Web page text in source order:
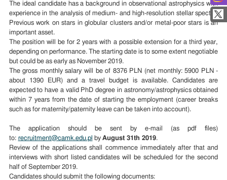
The ideal candidate has a background in observational astrophysics with
experience in the analysis of medium- and high-resolution stellar spectra.
Previous work on stars in globular clusters and/or metal-poor stars is an
important asset.
The position will be for 2 years with a possible extension for a third year,
depending on performance. The starting date is to some extent negotiable
but could be as early as November 2019.
The gross monthly salary will be of 8376 PLN (net monthly: 5900 PLN -
about 1390 EUR) and a travel budget is available. Candidates are
expected to have a valid PhD degree in astronomy/astrophysics obtained
within 7 years from the date of starting the employment (career breaks
such as for maternity/paternity leave can be taken into account).
The application should be sent by e-mail (as pdf files)
to: recruitment@camk.edu.pl by August 31th 2019.
Review of the applications shall commence immediately after that and
interviews with short listed candidates will be scheduled for the second
half of September 2019.
Candidates should submit the following documents: